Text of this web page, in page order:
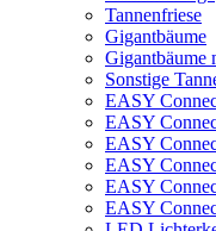
Tannenfriese
Gigantbäume
Sonstige
EASY
EASY
EASY
EASY
EASY
EASY